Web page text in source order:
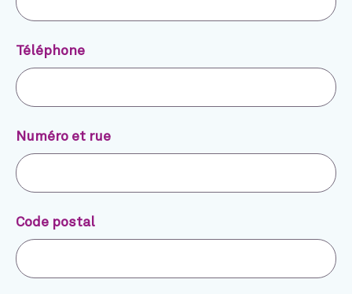
Téléphone
Numéro et rue
Code postal